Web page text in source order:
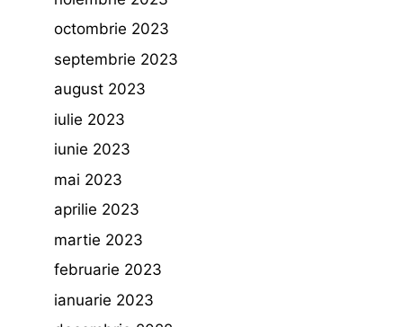
octombrie 2023
septembrie 2023
august 2023
iulie 2023
iunie 2023
mai 2023
aprilie 2023
martie 2023
februarie 2023
ianuarie 2023